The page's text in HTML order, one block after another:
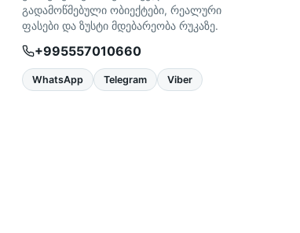
გადამოწმებული ობიექტები, რეალური
ფასები და ზუსტი მდებარეობა რუკაზე.
+995557010660
WhatsApp Telegram Viber